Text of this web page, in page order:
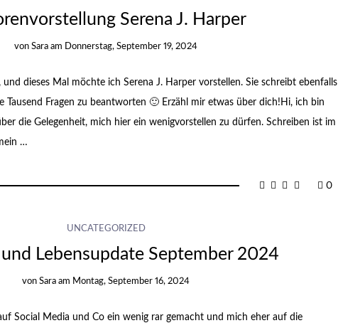
Serena J. Harper
vonSara am Donnerstag, September 19, 2024
dieses Mal möchte ich Serena J. Harper vorstellen. Sie schreibt ebenfalls
Tausend Fragen zu beantworten 🙂 Erzähl mir etwas über dich!Hi, ich bin
die Gelegenheit, mich hier ein wenigvorstellen zu dürfen. Schreiben ist im
…
0
UNCATEGORIZED
Lebensupdate September 2024
vonSara am Montag, September 16, 2024
Social Media und Co ein wenig rar gemacht und mich eher auf die